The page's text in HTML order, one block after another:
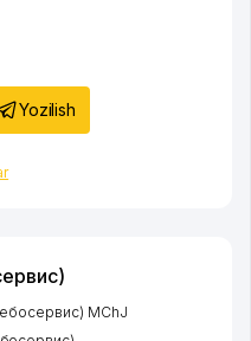
Yozilish
MChJ